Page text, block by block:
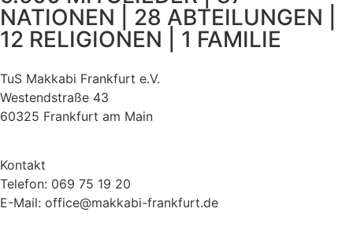
NATIONEN | 28 ABTEILUNGEN |
12 RELIGIONEN | 1 FAMILIE
TuS Makkabi Frankfurt e.V.
Westendstraße 43
60325 Frankfurt am Main
Kontakt
Telefon: 069 75 19 20
E-Mail: office@makkabi-frankfurt.de